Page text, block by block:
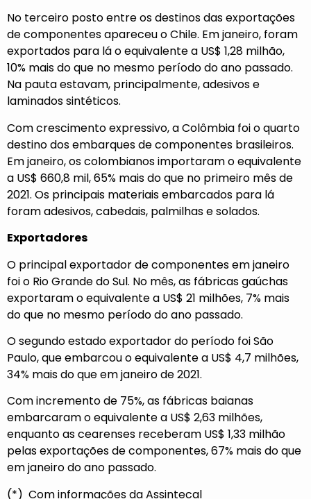
No terceiro posto entre os destinos das exportações
de componentes apareceu o Chile. Em janeiro, foram
exportados para lá o equivalente a US$ 1,28 milhão,
10% mais do que no mesmo período do ano passado.
Na pauta estavam, principalmente, adesivos e
laminados sintéticos.
Com crescimento expressivo, a Colômbia foi o quarto
destino dos embarques de componentes brasileiros.
Em janeiro, os colombianos importaram o equivalente
a US$ 660,8 mil, 65% mais do que no primeiro mês de
2021. Os principais materiais embarcados para lá
foram adesivos, cabedais, palmilhas e solados.
Exportadores
O principal exportador de componentes em janeiro
foi o Rio Grande do Sul. No mês, as fábricas gaúchas
exportaram o equivalente a US$ 21 milhões, 7% mais
do que no mesmo período do ano passado.
O segundo estado exportador do período foi São
Paulo, que embarcou o equivalente a US$ 4,7 milhões,
34% mais do que em janeiro de 2021.
Com incremento de 75%, as fábricas baianas
embarcaram o equivalente a US$ 2,63 milhões,
enquanto as cearenses receberam US$ 1,33 milhão
pelas exportações de componentes, 67% mais do que
em janeiro do ano passado.
(*) Com informações da Assintecal